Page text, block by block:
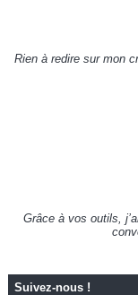
Rien à redire sur mon
Grâce à vos outils,
Suivez-nous !